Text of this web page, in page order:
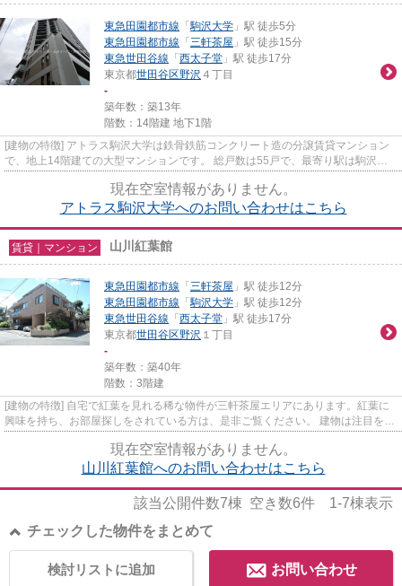
東急田園都市線 「駒沢大学 」駅 徒歩5分
東急田園都市線 「三軒茶屋 」駅 徒歩15分
東急世田谷線 「西太子堂 」駅 徒歩17分
東京都世田谷区野沢 ４丁目
-
築年数：築13年
階数：14階建 地下1階
[建物の特徴] アトラス駒沢大学は鉄骨鉄筋コンクリート造の分譲賃貸マンション
で、地上14階建ての大型マンションです。 総戸数は55戸で、最寄り駅は駒沢大
学駅で徒歩5分の好立地の建物...
現在空室情報がありません。
アトラス駒沢大学へのお問い合わせはこちら
賃貸｜マンション 山川紅葉館
東急田園都市線 「三軒茶屋 」駅 徒歩12分
東急田園都市線 「駒沢大学 」駅 徒歩12分
東急世田谷線 「西太子堂 」駅 徒歩17分
東京都世田谷区野沢 １丁目
-
築年数：築40年
階数：3階建
[建物の特徴] 自宅で紅葉を見れる稀な物件が三軒茶屋エリアにあります。紅葉に
興味を持ち、お部屋探しをされている方は、是非ご覧ください。 建物は注目を集
めている鉄筋コンクリート...
現在空室情報がありません。
山川紅葉館へのお問い合わせはこちら
該当公開件数7棟 空き数6件 1-7棟表示
チェックした物件をまとめて
お問い合わせ
検討リストに追加